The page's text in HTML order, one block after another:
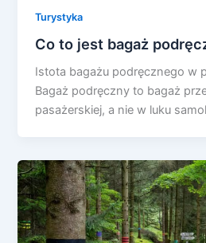
Turystyka
Co to jest bagaż
Istota bagażu podręcznego w
Bagaż podręczny to bagaż
pasażerskiej, a nie w luku